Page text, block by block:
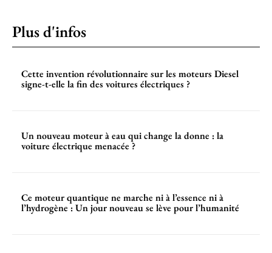
Plus d'infos
Cette invention révolutionnaire sur les moteurs Diesel
signe-t-elle la fin des voitures électriques ?
Un nouveau moteur à eau qui change la donne : la
voiture électrique menacée ?
Ce moteur quantique ne marche ni à l’essence ni à
l’hydrogène : Un jour nouveau se lève pour l’humanité